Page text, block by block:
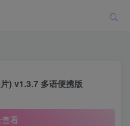
) v1.3.7 多语便携版
看